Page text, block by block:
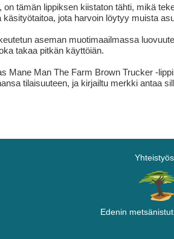
tämän lippiksen kiistaton tähti, mikä
jota harvoin löytyy muista
aseman muotimaailmassa
takaa pitkän käyttöiän.
Mane Man The Farm Brown Trucker -
tilaisuuteen, ja kirjailtu merkki antaa
Edenin